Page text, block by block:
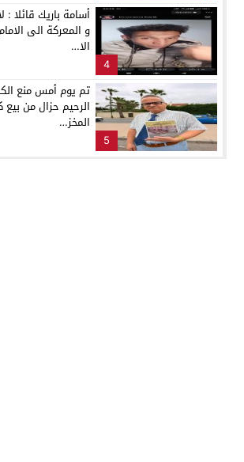
4
و المعركة الى
الا…
5
تم يوم أمس منع
المخز…